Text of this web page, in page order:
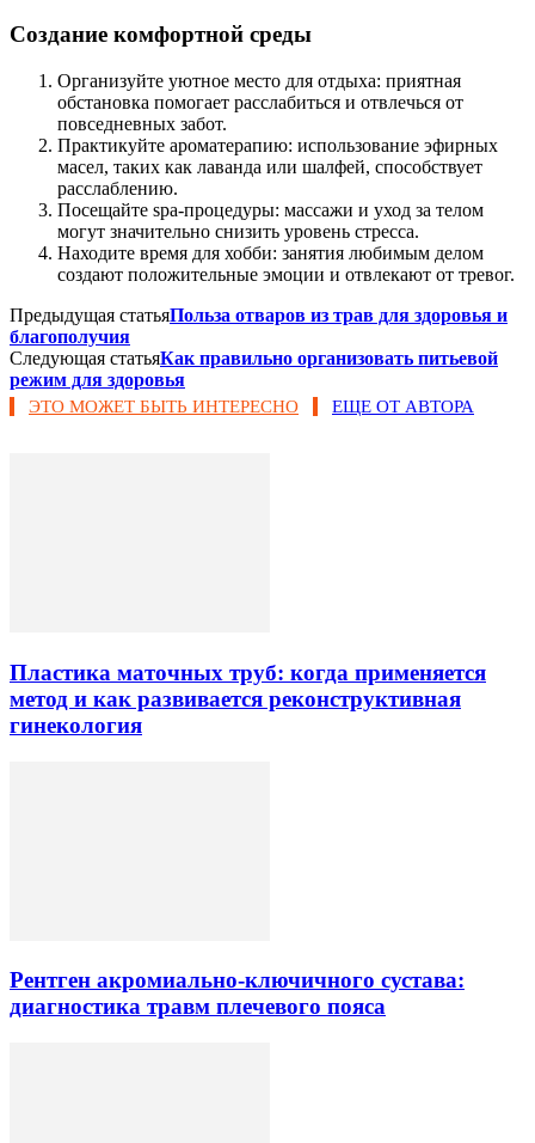
Создание комфортной среды
Организуйте уютное место для отдыха: приятная
обстановка помогает расслабиться и отвлечься от
повседневных забот.
Практикуйте ароматерапию: использование эфирных
масел, таких как лаванда или шалфей, способствует
расслаблению.
Посещайте spa-процедуры: массажи и уход за телом
могут значительно снизить уровень стресса.
Находите время для хобби: занятия любимым делом
создают положительные эмоции и отвлекают от тревог.
Предыдущая статьяПольза отваров из трав для здоровья и
благополучия
Следующая статьяКак правильно организовать питьевой
режим для здоровья
ЭТО МОЖЕТ БЫТЬ ИНТЕРЕСНО ЕЩЕ ОТ АВТОРА
Пластика маточных труб: когда применяется
метод и как развивается реконструктивная
гинекология
Рентген акромиально-ключичного сустава:
диагностика травм плечевого пояса